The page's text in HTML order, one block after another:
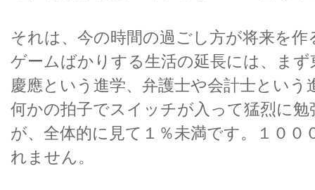
それは、今の時間の過ごし方が将来を
ゲームばかりする生活の延長には、ま
慶應という進学、弁護士や会計士とい
何かの拍子でスイッチが入って猛烈に
が、全体的に見て１％未満です。１０
れません。